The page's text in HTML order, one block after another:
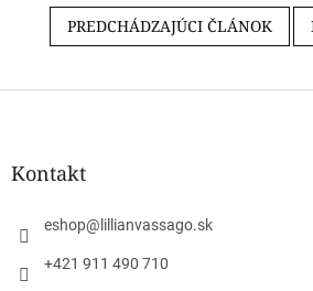
PREDCHÁDZAJÚCI ČLÁNOK
Z
Kontakt
eshop@ lillianvassago.sk
+421 911 490 710